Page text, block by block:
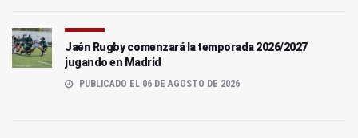
Jaén Rugby comenzará la temporada 2026/2027
jugando en Madrid
PUBLICADO EL 06 DE AGOSTO DE 2026